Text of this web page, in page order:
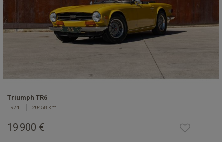
Triumph TR6
1974 20458 km
19 900 €